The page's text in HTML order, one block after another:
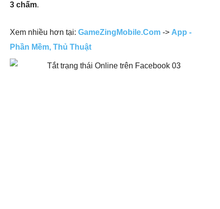
3 chấm.
Xem nhiều hơn tại: GameZingMobile.Com -> App -
Phần Mềm, Thủ Thuật